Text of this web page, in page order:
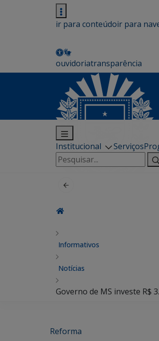
ir para conteúdoir para
ouvidoriatransparência
Institucional Serviços
Pesquisar
por:
Informativos
Notícias
Governo de MS investe R$
Reforma